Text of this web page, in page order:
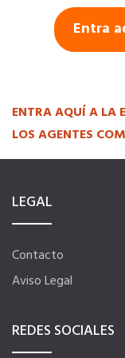
Hoteles
Información
Empresas
Candidatos
Entra
ENTRA AQUÍ A LA
LOS AGENTES
LEGAL
Contacto
Aviso Legal
REDES SOCIALES